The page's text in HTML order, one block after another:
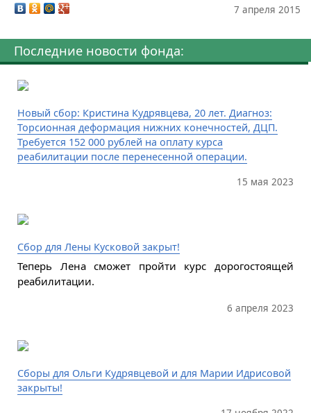
7 апреля 2015
Последние новости фонда:
Новый сбор: Кристина Кудрявцева, 20 лет. Диагноз:
Торсионная деформация нижних конечностей, ДЦП.
Требуется 152 000 рублей на оплату курса
реабилитации после перенесенной операции.
15 мая 2023
Сбор для Лены Кусковой закрыт!
Теперь Лена сможет пройти курс дорогостоящей
реабилитации.
6 апреля 2023
Сборы для Ольги Кудрявцевой и для Марии Идрисовой
закрыты!